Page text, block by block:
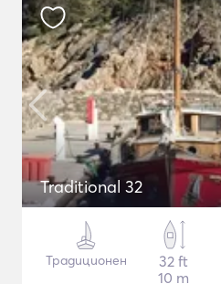
Traditional 32
Традиционен
32 ft
10 m